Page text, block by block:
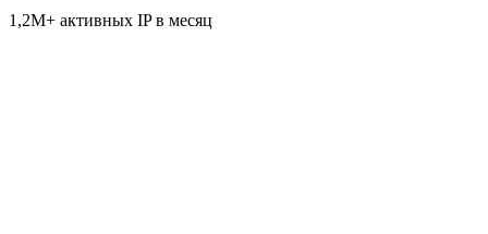
1,2M+ активных IP в месяц